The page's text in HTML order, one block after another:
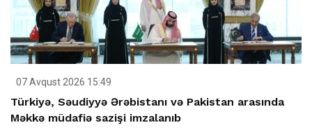
07 Avqust 2026 15:49
Türkiyə, Səudiyyə Ərəbistanı və Pakistan arasında
Məkkə müdafiə sazişi imzalanıb